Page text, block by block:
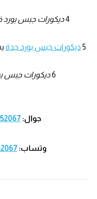
4ديكورات جبس بورد
5ديكورات جبس بورد جدة
6ديكورات جبس
جوال:
وتساب: